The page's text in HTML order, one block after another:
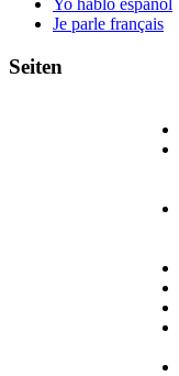
Yo hablo español
Je parle français
Seiten